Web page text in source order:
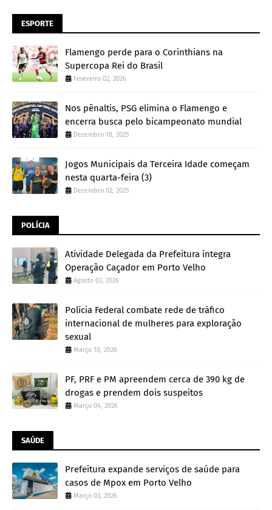
ESPORTE
Flamengo perde para o Corinthians na
Supercopa Rei do Brasil
Fevereiro 02, 2026
Nos pênaltis, PSG elimina o Flamengo e
encerra busca pelo bicampeonato mundial
Dezembro 18, 2025
Jogos Municipais da Terceira Idade começam
nesta quarta-feira (3)
Dezembro 02, 2025
POLÍCIA
Atividade Delegada da Prefeitura integra
Operação Caçador em Porto Velho
Agosto 03, 2026
Polícia Federal combate rede de tráfico
internacional de mulheres para exploração
sexual
Março 10, 2026
PF, PRF e PM apreendem cerca de 390 kg de
drogas e prendem dois suspeitos
Março 04, 2026
SAÚDE
Prefeitura expande serviços de saúde para
casos de Mpox em Porto Velho
Março 03, 2026